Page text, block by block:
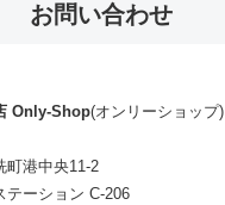
お問い合わせ
Only-Shop(オンリーショップ)
町港中央11-2
ーション C-206